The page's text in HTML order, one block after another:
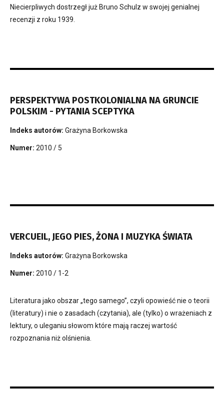
Niecierpliwych dostrzegł już Bruno Schulz w swojej genialnej
recenzji z roku 1939.
PERSPEKTYWA POSTKOLONIALNA NA GRUNCIE
POLSKIM - PYTANIA SCEPTYKA
Indeks autorów: Grażyna Borkowska
Numer: 2010 / 5
VERCUEIL, JEGO PIES, ŻONA I MUZYKA ŚWIATA
Indeks autorów: Grażyna Borkowska
Numer: 2010 / 1-2
Literatura jako obszar „tego samego”, czyli opowieść nie o teorii
(literatury) i nie o zasadach (czytania), ale (tylko) o wrażeniach z
lektury, o uleganiu słowom które mają raczej wartość
rozpoznania niż olśnienia.